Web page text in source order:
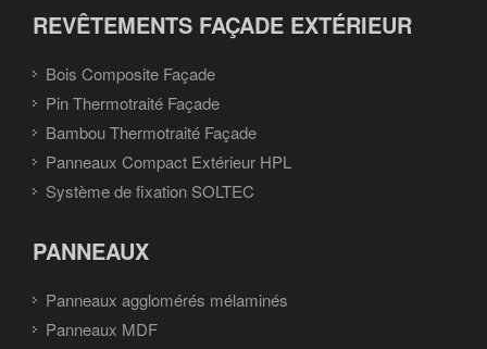
REVÊTEMENTS FAÇADE EXTÉRIEUR
Bois Composite Façade
Pin Thermotraité Façade
Bambou Thermotraité Façade
Panneaux Compact Extérieur HPL
Système de fixation SOLTEC
PANNEAUX
Panneaux agglomérés mélaminés
Panneaux MDF